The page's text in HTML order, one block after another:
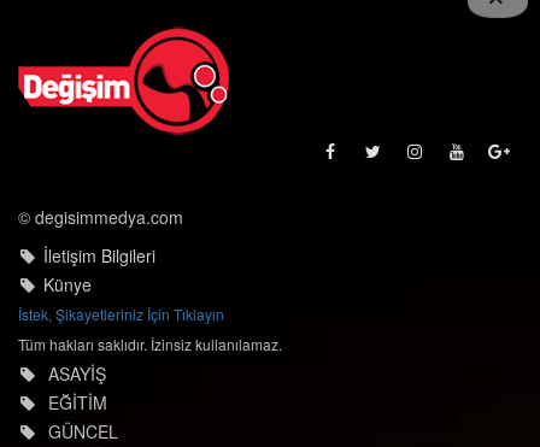
© degisimmedya.com
İletişim Bilgileri
Künye
İstek, Şikayetleriniz İçin Tıklayın
Tüm hakları saklıdır. İzinsiz kullanılamaz.
ASAYİŞ
EĞİTİM
GÜNCEL